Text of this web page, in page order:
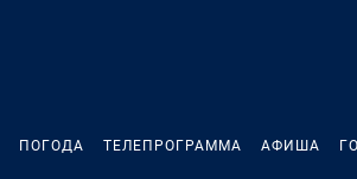
ПОГОДА ТЕЛЕПРОГРАММА АФИША